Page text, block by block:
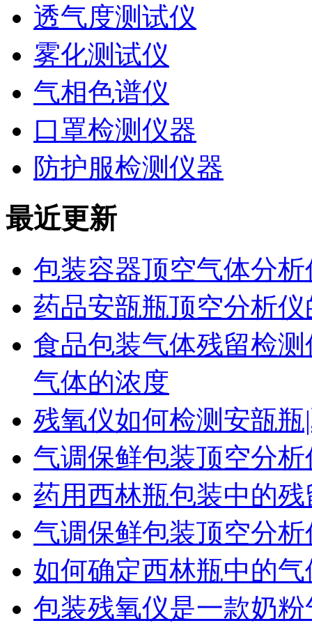
透气度测试仪
雾化测试仪
气相色谱仪
口罩检测仪器
防护服检测仪器
最近更新
包装容器顶空气体分
药品安瓿瓶顶空分析
食品包装气体残留检
气体的浓度
残氧仪如何检测安瓿
气调保鲜包装顶空分
药用西林瓶包装中的
气调保鲜包装顶空分
如何确定西林瓶中的
包装残氧仪是一款奶